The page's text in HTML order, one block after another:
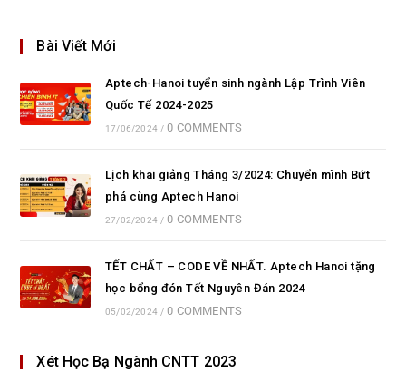
Bài Viết Mới
Aptech-Hanoi tuyển sinh ngành Lập Trình Viên
Quốc Tế 2024-2025
17/06/2024 / 0 COMMENTS
Lịch khai giảng Tháng 3/2024: Chuyển mình Bứt
phá cùng Aptech Hanoi
27/02/2024 / 0 COMMENTS
TẾT CHẤT – CODE VỀ NHẤT. Aptech Hanoi tặng
học bổng đón Tết Nguyên Đán 2024
05/02/2024 / 0 COMMENTS
Xét Học Bạ Ngành CNTT 2023